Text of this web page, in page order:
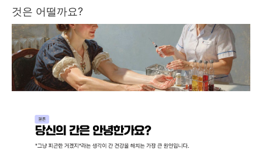
것은 어떨까요?